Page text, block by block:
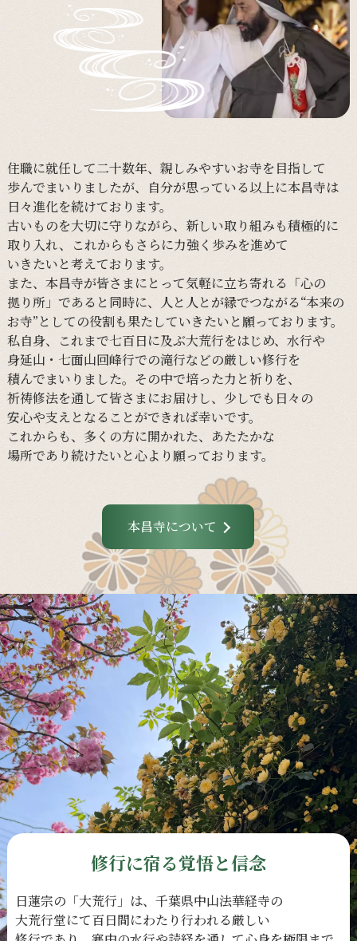
住職に就任して二十数年、 親しみやすいお寺を目指して
歩んでまいりましたが、 自分が思っている以上に本昌寺は
日々進化を続けております。
古いものを大切に守りながら、 新しい取り組みも積極的に
取り入れ、
これからも さらに力強く 歩みを進めて
いきたいと考えております。
また、 本昌寺が皆さまにとって気軽に立ち寄れる 「心の
拠り所」であると同時に、 人と 人とが縁でつながる“本来の
お寺”と しての役割も果たしていきたいと願っております。
私自身、
これまで七百日に及ぶ大荒行をはじめ、 水行や
身延山・ 七面山回峰行での滝行などの厳しい修行を
積んでまいりました。 その中で培った力と祈りを、
祈祷修法を通して皆さまにお届けし、 少しでも 日々の
安心や支えとなる ことができれば幸いです。
これからも、 多くの方に開かれた、 あたたかな
場所であり続けたいと心より願っております。
本昌寺について
修行に宿る覚悟と信念
日蓮宗の 「大荒行」は、 千葉県中山法華経寺の
大荒行堂にて百日間にわたり行われる厳しい